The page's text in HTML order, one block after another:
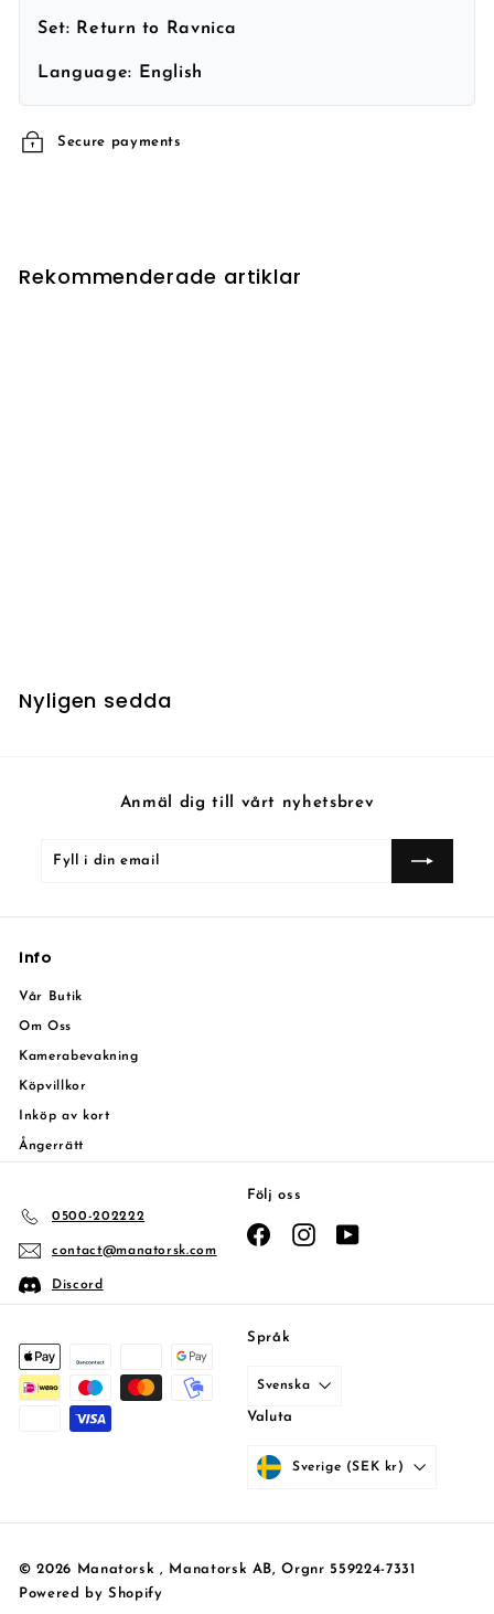
Set: Return to Ravnica
Language: English
Secure payments
Rekommenderade artiklar
Nyligen sedda
Anmäl dig till vårt nyhetsbrev
Fyll
email
Prenumerera
Info
Vår Butik
Om Oss
Kamerabevakning
Köpvillkor
Inköp av kort
Ångerrätt
0500-202222
contact@manatorsk.com
Discord
Följ oss
FacebookInstagram
Språk
Svenska
Valuta
Sverige (SEK kr)
© 2026 Manatorsk , Manatorsk AB, Orgnr 559224-7331
Powered by Shopify